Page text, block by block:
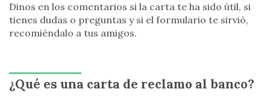
Dinos en los comentarios si la carta te ha sido útil, si
tienes dudas o preguntas y si el formulario te sirvió,
recomiéndalo a tus amigos.
¿Qué es una carta de reclamo al banco?